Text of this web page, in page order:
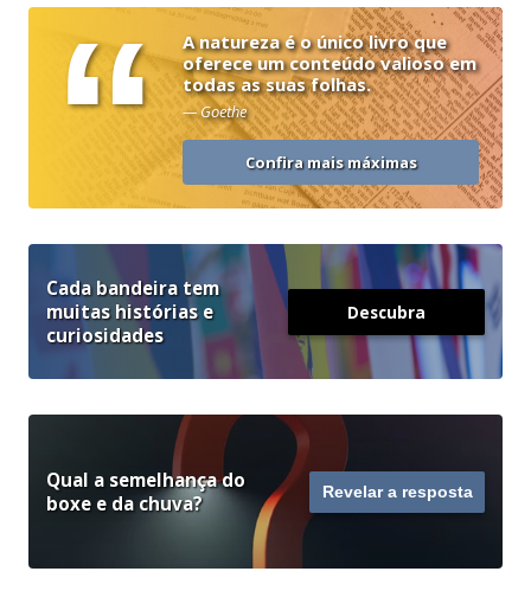
“
A natureza é o único livro que
oferece um conteúdo valioso em
todas as suas folhas.
— Goethe
Confira mais máximas
Cada bandeira tem
muitas histórias e
curiosidades
Descubra
Qual a semelhança do
boxe e da chuva?
Revelar a resposta